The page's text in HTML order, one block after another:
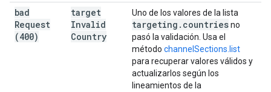
bad
Request
(400)
target
Invalid
Country
Uno de los valores de la lista
targeting . countriesno
pasó la validación. Usa el
método channelSections.list
para recuperar valores válidos y
actualizarlos según los
lineamientos de la